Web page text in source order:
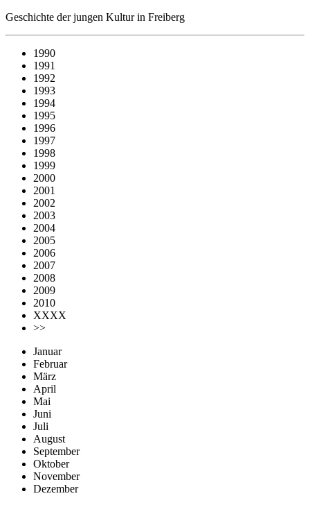
Geschichte der jungen Kultur in Freiberg
1990
1991
1992
1993
1994
1995
1996
1997
1998
1999
2000
2001
2002
2003
2004
2005
2006
2007
2008
2009
2010
XXXX
>>
Januar
Februar
März
April
Mai
Juni
Juli
August
September
Oktober
November
Dezember